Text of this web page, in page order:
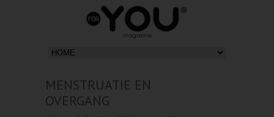
MENSTRUATIE EN
OVERGANG